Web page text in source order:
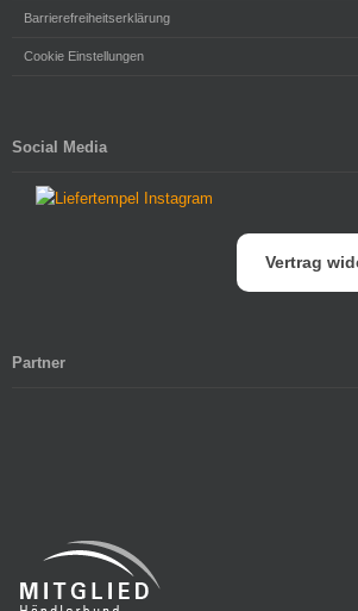
Barrierefreiheitserklärung
Cookie Einstellungen
Social Media
Vertrag
Partner